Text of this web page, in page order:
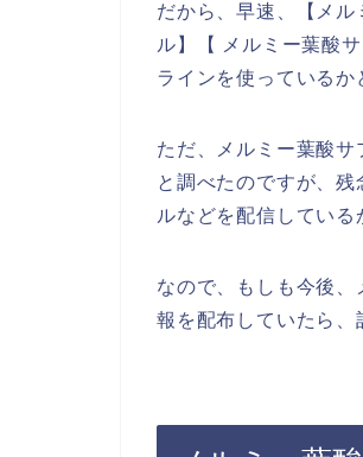
だから、早速、【メ
ル】【 メルミー葉酸
ラインを使っているか
ただ、メルミー葉酸
と調べたのですが、
ルなどを配信している
なので、もしも今後
報を配布していたら、